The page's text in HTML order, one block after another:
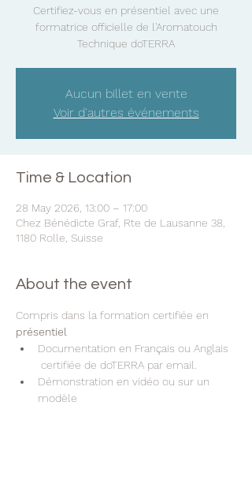
Certifiez-vous en présentiel avec une
formatrice officielle de l'Aromatouch
Technique doTERRA
Aucun billet en vente
Voir d'autres événements
Time & Location
28 May 2026, 13:00 – 17:00
Chez Bénédicte Graf, Rte de Lausanne 38,
1180 Rolle, Suisse
About the event
Compris dans la formation certifiée en
présentiel
Documentation en Français ou Anglais
certifiée de doTERRA par email.
Démonstration en vidéo ou sur un
modèle